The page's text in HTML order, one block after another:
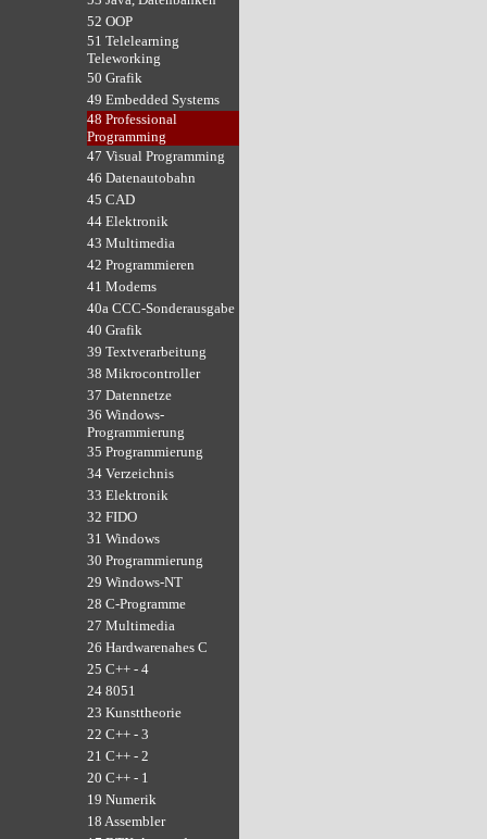
52 OOP
51 Telelearning
Teleworking
50 Grafik
49 Embedded Systems
48 Professional
Programming
47 Visual Programming
46 Datenautobahn
45 CAD
44 Elektronik
43 Multimedia
42 Programmieren
41 Modems
40a CCC-Sonderausgabe
40 Grafik
39 Textverarbeitung
38 Mikrocontroller
37 Datennetze
36 Windows-
Programmierung
35 Programmierung
34 Verzeichnis
33 Elektronik
32 FIDO
31 Windows
30 Programmierung
29 Windows-NT
28 C-Programme
27 Multimedia
26 Hardwarenahes C
25 C++ - 4
24 8051
23 Kunsttheorie
22 C++ - 3
21 C++ - 2
20 C++ - 1
19 Numerik
18 Assembler